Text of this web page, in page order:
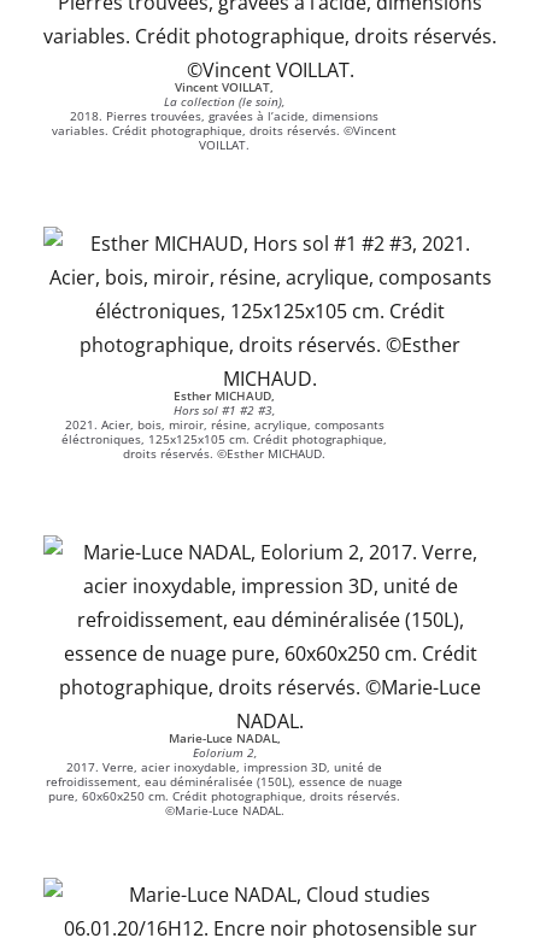
Vincent VOILLAT,
La collection (le soin),
2018. Pierres trouvées, gravées à l’acide, dimensions
variables. Crédit photographique, droits réservés. ©Vincent
VOILLAT.
Esther MICHAUD,
Hors sol #1 #2 #3,
2021. Acier, bois, miroir, résine, acrylique, composants
éléctroniques, 125x125x105 cm. Crédit photographique,
droits réservés. ©Esther MICHAUD.
Marie-Luce NADAL,
Eolorium 2,
2017. Verre, acier inoxydable, impression 3D, unité de
refroidissement, eau déminéralisée (150L), essence de nuage
pure, 60x60x250 cm. Crédit photographique, droits réservés.
©Marie-Luce NADAL.